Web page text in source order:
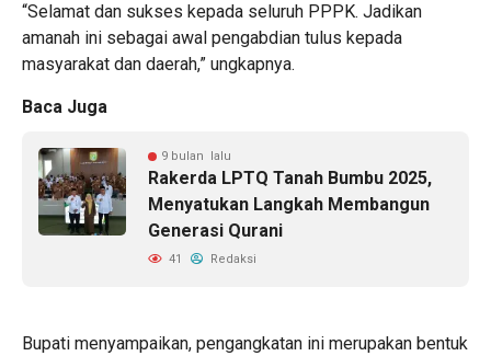
“Selamat dan sukses kepada seluruh PPPK. Jadikan
amanah ini sebagai awal pengabdian tulus kepada
masyarakat dan daerah,” ungkapnya.
Baca Juga
9 bulan lalu
Rakerda LPTQ Tanah Bumbu 2025,
Menyatukan Langkah Membangun
Generasi Qurani
41 Redaksi
Bupati menyampaikan, pengangkatan ini merupakan bentuk